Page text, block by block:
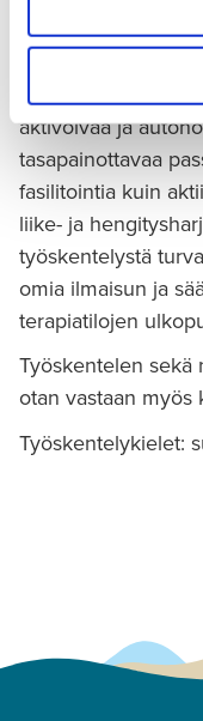
reflektiivisen
harjoittelu voi
tavoitteista
aktivoivaa ja
tasapainottavaa
fasilitointia kuin
liike- ja
työskentelystä
omia ilmaisun ja
terapiatilojen
Työskentelen sekä
otan vastaan myös
Työskentelykielet: